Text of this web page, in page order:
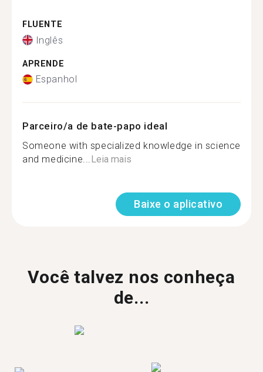
FLUENTE
Inglês
APRENDE
Espanhol
Parceiro/a de bate-papo ideal
Someone with specialized knowledge in science
and medicine...Leia mais
Baixe o aplicativo
Você talvez nos conheça
de...